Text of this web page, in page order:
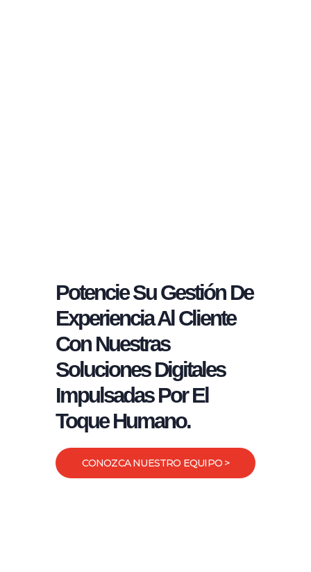
Potencie Su Gestión De
Experiencia Al Cliente
Con Nuestras
Soluciones Digitales
Impulsadas Por El
Toque Humano.
CONOZCA NUESTRO EQUIPO >